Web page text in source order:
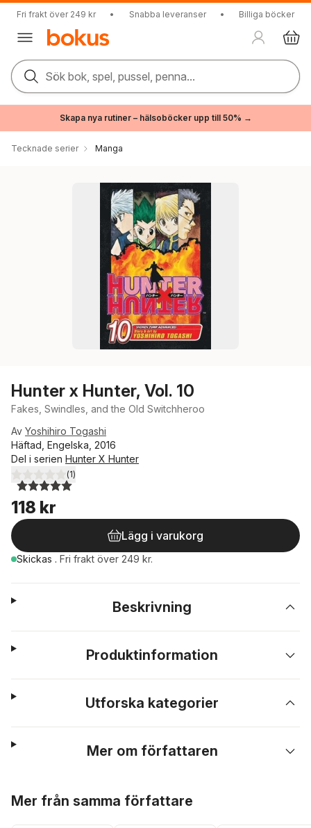
Fri frakt över 249 kr • Snabba leveranser • Billiga böcker
Sök bok, spel, pussel, penna...
Skapa nya rutiner – hälsoböcker upp till 50% →
Tecknade serier Manga
Hunter x Hunter, Vol. 10
Fakes, Swindles, and the Old Switchheroo
Av Yoshihiro Togashi
Häftad, Engelska, 2016
Del i serien Hunter X Hunter
5,0utav 5 stjärnor. Totalt antal röster:
(1)
118 kr
Lägg i varukorg
Skickas . Fri frakt över 249 kr.
Beskrivning
Produktinformation
Utforska kategorier
Mer om författaren
Mer från samma författare